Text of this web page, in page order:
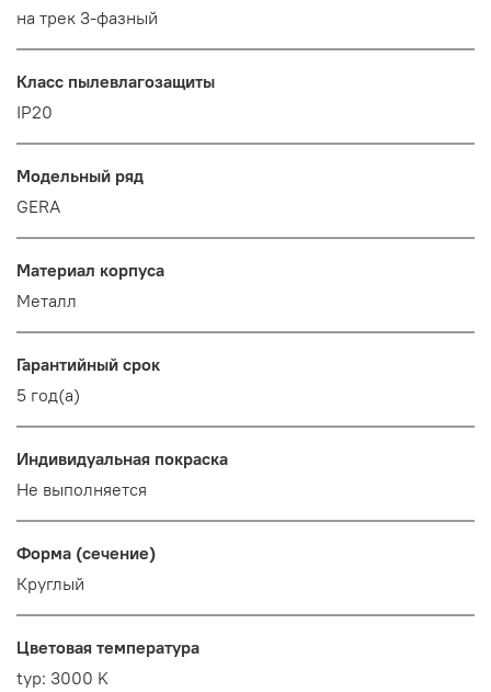
на трек 3-фазный
Класс пылевлагозащиты
IP20
Модельный ряд
GERA
Материал корпуса
Металл
Гарантийный срок
5 год(а)
Индивидуальная покраска
Не выполняется
Форма (сечение)
Круглый
Цветовая температура
typ: 3000 K